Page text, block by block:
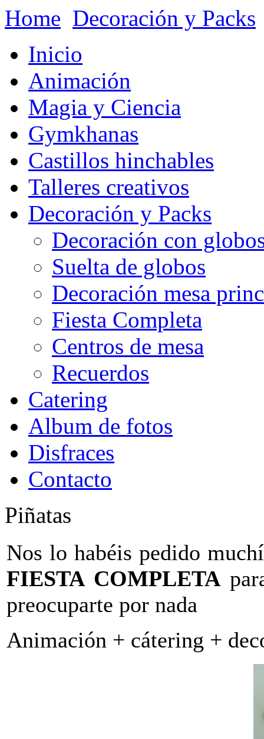
Home Decoración y Packs
Inicio
Animación
Magia y Ciencia
Gymkhanas
Castillos hinchables
Talleres creativos
Decoración y Packs
Decoración con
Suelta de globos
Decoración mesa
Fiesta Completa
Centros de mesa
Recuerdos
Catering
Album de fotos
Disfraces
Contacto
Piñatas
Nos lo habéis pedido
FIESTA COMPLETA
preocuparte por nada
Animación + cátering +